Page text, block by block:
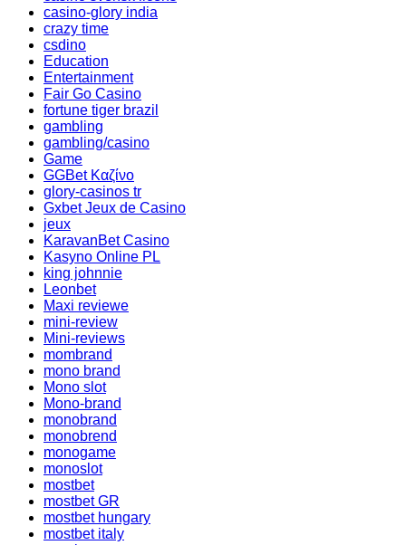
casino-glory india
crazy time
csdino
Education
Entertainment
Fair Go Casino
fortune tiger brazil
gambling
gambling/casino
Game
GGBet Καζίνο
glory-casinos tr
Gxbet Jeux de Casino
jeux
KaravanBet Casino
Kasyno Online PL
king johnnie
Leonbet
Maxi reviewe
mini-review
Mini-reviews
mombrand
mono brand
Mono slot
Mono-brand
monobrand
monobrend
monogame
monoslot
mostbet
mostbet GR
mostbet hungary
mostbet italy